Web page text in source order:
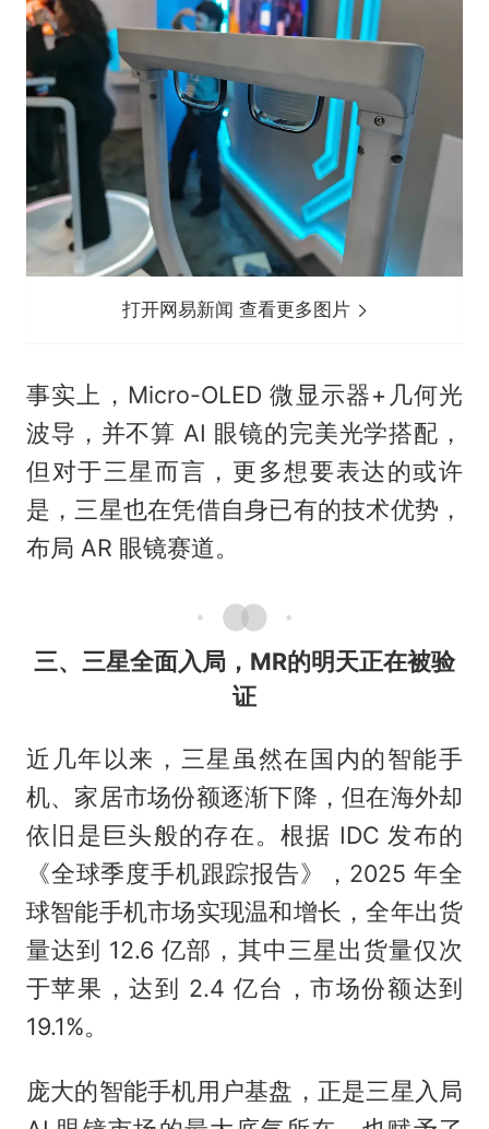
打开网易新闻 查看更多图片
事实上，Micro-OLED 微显示器+几何光
波导，并不算 AI 眼镜的完美光学搭配，
但对于三星而言，更多想要表达的或许
是，三星也在凭借自身已有的技术优势，
布局 AR 眼镜赛道。
三、三星全面入局，MR的明天正在被验
证
近几年以来，三星虽然在国内的智能手
机、家居市场份额逐渐下降，但在海外却
依旧是巨头般的存在。根据 IDC 发布的
《全球季度手机跟踪报告》，2025 年全
球智能手机市场实现温和增长，全年出货
量达到 12.6 亿部，其中三星出货量仅次
于苹果，达到 2.4 亿台，市场份额达到
19.1%。
庞大的智能手机用户基盘，正是三星入局